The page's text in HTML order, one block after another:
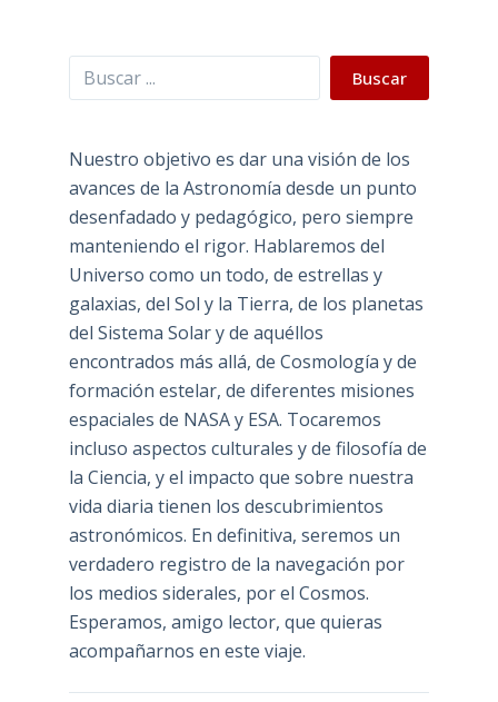
Buscar Buscar
Nuestro objetivo es dar una visión de los
avances de la Astronomía desde un punto
desenfadado y pedagógico, pero siempre
manteniendo el rigor. Hablaremos del
Universo como un todo, de estrellas y
galaxias, del Sol y la Tierra, de los planetas
del Sistema Solar y de aquéllos
encontrados más allá, de Cosmología y de
formación estelar, de diferentes misiones
espaciales de NASA y ESA. Tocaremos
incluso aspectos culturales y de filosofía de
la Ciencia, y el impacto que sobre nuestra
vida diaria tienen los descubrimientos
astronómicos. En definitiva, seremos un
verdadero registro de la navegación por
los medios siderales, por el Cosmos.
Esperamos, amigo lector, que quieras
acompañarnos en este viaje.